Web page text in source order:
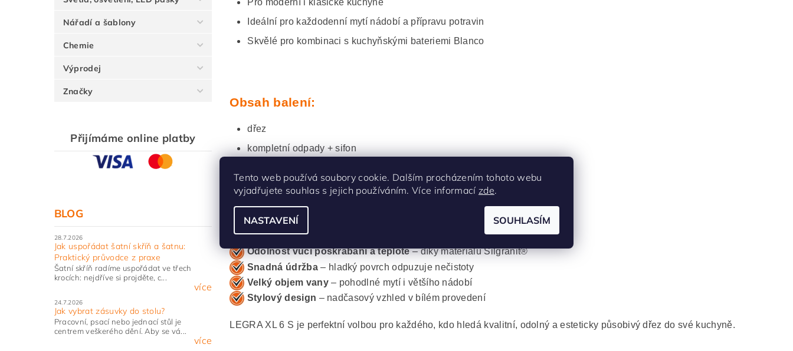
Nářadí a šablony
Chemie
Výprodej
Značky
Přijímáme online platby
BLOG
28.7.2026
Jak uspořádat šatní skříň a šatnu:
Praktický průvodce z praxe
Šatní skříň radíme uspořádat ve třech
krocích: nejdříve si projděte, c...
více
24.7.2026
Jak vybrat zásuvky do stolu?
Pracovní, psací nebo jednací stůl je
centrem veškerého dění. Aby se vá...
více
Pro moderní i klasické kuchyně
Ideální pro každodenní mytí nádobí a přípravu potravin
Skvělé pro kombinaci s kuchyňskými bateriemi Blanco
Obsah balení:
dřez
kompletní odpady + sifon
Hlavní výhody:
Odolnost vůči poškrábání a teplotě– díky materiálu Silgranit®
Snadná údržba– hladký povrch odpuzuje nečistoty
Velký objem vany– pohodlné mytí i většího nádobí
Stylový design – nadčasový vzhled v bílém provedení
LEGRA XL 6 S je perfektní volbou pro každého, kdo hledá kvalitní, odolný a esteticky působivý dřez do své kuchyně.
Tento web používá soubory cookie. Dalším procházením tohoto webu
vyjadřujete souhlas s jejich používáním. Více informací zde.
NASTAVENÍ SOUHLASÍM